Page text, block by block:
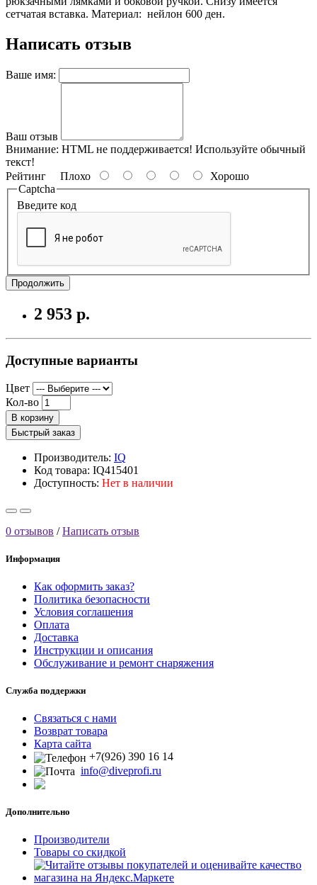
сетчатая вставка. Материал: нейлон 600 ден.
Написать отзыв
Ваше имя:
Ваш отзыв
Внимание: HTML не поддерживается! Используйте обычный
текст!
Рейтинг Плохо
Хорошо
Captcha
Введите код
Продолжить
2 953 р.
Доступные варианты
Цвет
Кол-во
В корзину
Быстрый заказ
Производитель: IQ
Код товара: IQ415401
Доступность: Нет в наличии
0 отзывов /Написать отзыв
Информация
Как оформить заказ?
Политика безопасности
Условия соглашения
Оплата
Доставка
Инструкции и описания
Обслуживание и ремонт снаряжения
Служба поддержки
Связаться с нами
Возврат товара
Карта сайта
+7(926) 390 16 14
info@diveprofi.ru
Дополнительно
Производители
Товары со скидкой